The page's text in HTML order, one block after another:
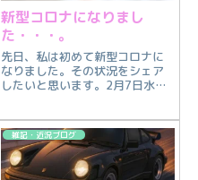
新型コロナになりまし
た・・・。
先日、私は初めて新型コロナに
なりました。その状況をシェア
したいと思います。2月7日水曜
それが原因だと思っていました
が今までに感じたことのないよ
うな腰痛でした。昼頃からどっ
と疲れが出てき...
雑記・近況ブログ